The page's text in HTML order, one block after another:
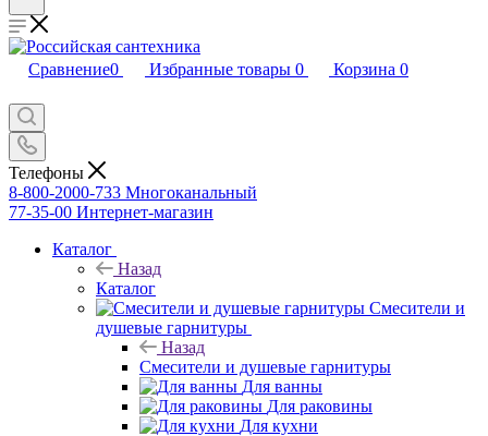
Сравнение0 Избранные товары 0 Корзина 0
Телефоны
8-800-2000-733 Многоканальный
77-35-00 Интернет-магазин
Каталог
Назад
Каталог
Смесители и
душевые гарнитуры
Назад
Смесители и душевые гарнитуры
Для ванны
Для раковины
Для кухни